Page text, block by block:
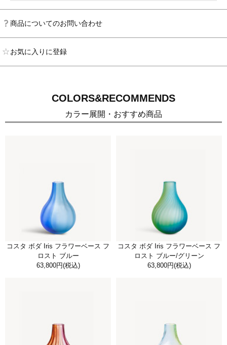
商品についてのお問い合わせ
お気に入りに登録
COLORS&RECOMMENDS
カラー展開・おすすめ商品
コスタ ボダ Iris フラワーベース フ
ロスト ブルー
63,800円(税込)
コスタ ボダ Iris フラワーベース フ
ロスト ブルー/グリーン
63,800円(税込)